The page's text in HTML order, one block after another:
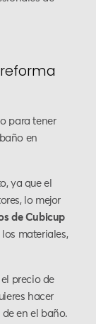
para tener
en
ya que el
lo mejor
de Cubicup
materiales,
el precio de
hacer
en el baño.